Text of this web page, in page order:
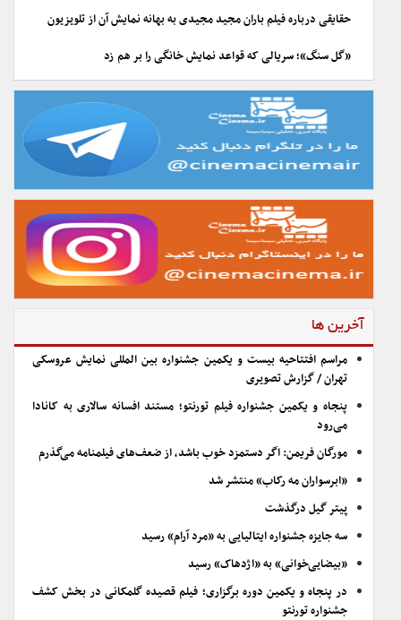
حقایقی درباره فیلم باران مجید مجیدی به بهانه نمایش آن از تلویزیون
«گل سنگ»؛ سریالی که قواعد نمایش خانگی را بر هم زد
آخرین ها
مراسم افتتاحیه بیست و یکمین جشنواره بین المللی نمایش عروسکی
تهران / گزارش تصویری
پنجاه و یکمین جشنواره فیلم تورنتو؛ مستند افسانه سالاری به کانادا
می‌رود
مورگان فریمن: اگر دستمزد خوب باشد، از ضعف‌های فیلمنامه می‌گذرم
«ابرسواران مه رکاب» منتشر شد
پیتر گیل درگذشت
سه جایزه جشنواره ایتالیایی به «مرد آرام» رسید
«بیضایی‌خوانی» به «اژدهاک» رسید
در پنجاه و یکمین دوره برگزاری؛ فیلم قصیده گلمکانی در بخش کشف
جشنواره تورنتو